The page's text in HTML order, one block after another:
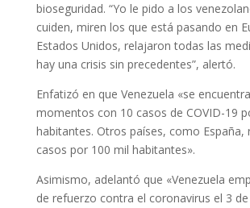
bioseguridad. “Yo le pido a los
cuiden, miren los que está pasando en
Estados Unidos, relajaron todas las
hay una crisis sin precedentes”, alertó.
Enfatizó en que Venezuela «se
momentos con 10 casos de COVID-19
habitantes. Otros países, como España,
casos por 100 mil habitantes».
Asimismo, adelantó que «Venezuela
de refuerzo contra el coronavirus el 3